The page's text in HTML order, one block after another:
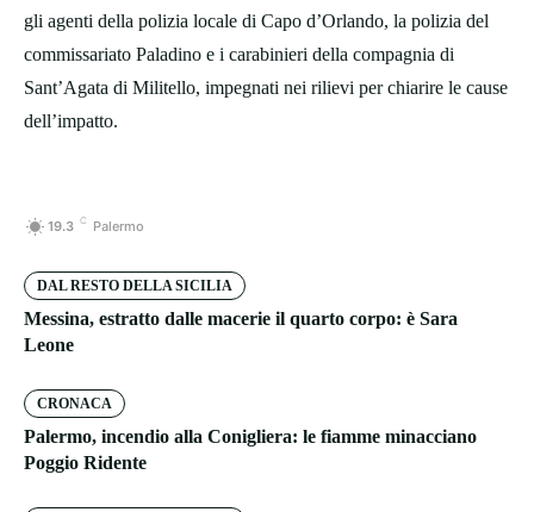
gli agenti della polizia locale di Capo d’Orlando, la polizia del
commissariato Paladino e i carabinieri della compagnia di
Sant’Agata di Militello, impegnati nei rilievi per chiarire le cause
dell’impatto.
19.3 C Palermo
DAL RESTO DELLA SICILIA
Messina, estratto dalle macerie il quarto corpo: è Sara
Leone
CRONACA
Palermo, incendio alla Conigliera: le fiamme minacciano
Poggio Ridente